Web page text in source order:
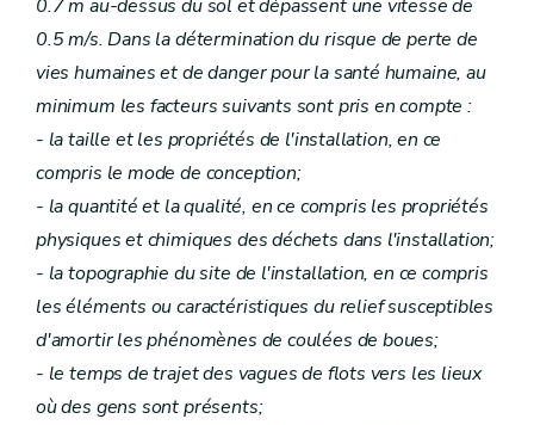
0.7 m au-dessus du sol et dépassent une vitesse de
0.5 m/s. Dans la détermination du risque de perte de
vies humaines et de danger pour la santé humaine, au
minimum les facteurs suivants sont pris en compte :
- la taille et les propriétés de l'installation, en ce
compris le mode de conception;
- la quantité et la qualité, en ce compris les propriétés
physiques et chimiques des déchets dans l'installation;
- la topographie du site de l'installation, en ce compris
les éléments ou caractéristiques du relief susceptibles
d'amortir les phénomènes de coulées de boues;
- le temps de trajet des vagues de flots vers les lieux
où des gens sont présents;